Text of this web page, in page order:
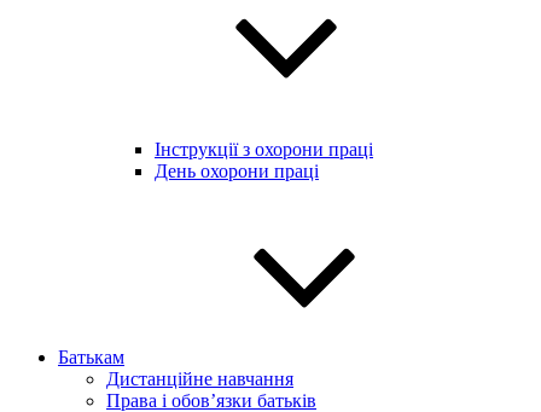
Інструкції з охорони праці
День охорони праці
Батькам
Дистанційне навчання
Права і обов’язки батьків